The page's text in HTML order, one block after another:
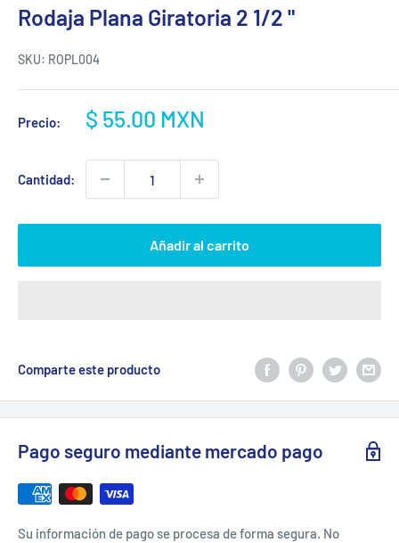
Rodaja Plana Giratoria 2 1/2 "
SKU: ROPL004
Precio:
Precio
venta
$ 55.00 MXN
Cantidad:
Añadir al carrito
Comparte este producto
Pago seguro mediante mercado pago
Su información de pago se procesa de forma segura. No